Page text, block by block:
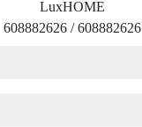
LuxHOME
608882626 /608882626